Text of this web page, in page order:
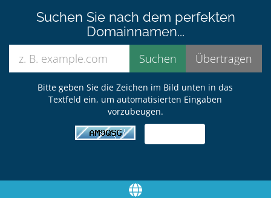
Suchen Sie nach dem perfekten
Domainnamen...
Bitte geben Sie die Zeichen im Bild unten in das
Textfeld ein, um automatisierten Eingaben
vorzubeugen.